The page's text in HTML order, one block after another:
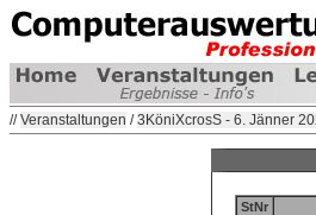
//Veranstaltungen /3KöniXcrosS - 6. Jänner
StNr